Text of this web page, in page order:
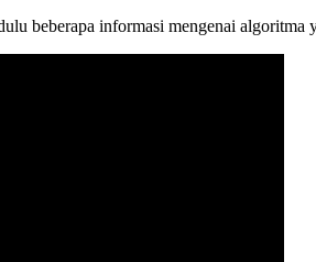
beberapa informasi mengenai algoritma